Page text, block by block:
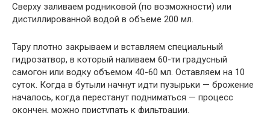
Сверху заливаем родниковой (по возможности) или
дистиллированной водой в объеме 200 мл.
Тару плотно закрываем и вставляем специальный
гидрозатвор, в который наливаем 60-ти градусный
самогон или водку объемом 40-60 мл. Оставляем на 10
суток. Когда в бутыли начнут идти пузырьки — брожение
началось, когда перестанут подниматься — процесс
окончен, можно приступать к фильтрации.